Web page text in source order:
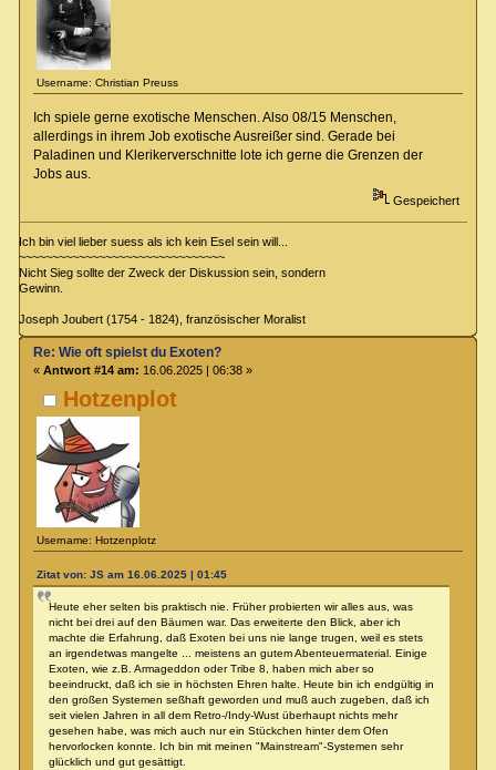
Username: Christian Preuss
Ich spiele gerne exotische Menschen. Also 08/15 Menschen,
allerdings in ihrem Job exotische Ausreißer sind. Gerade bei
Paladinen und Klerikerverschnitte lote ich gerne die Grenzen der
Jobs aus.
Gespeichert
Ich bin viel lieber suess als ich kein Esel sein will...
~~~~~~~~~~~~~~~~~~~~~~~~~~~~~~~
Nicht Sieg sollte der Zweck der Diskussion sein, sondern
Gewinn.
Joseph Joubert (1754 - 1824), französischer Moralist
Hotzenplot
Username: Hotzenplotz
Re: Wie oft spielst du Exoten?
« Antwort #14 am: 16.06.2025 | 06:38 »
Zitat von: JS am 16.06.2025 | 01:45
Heute eher selten bis praktisch nie. Früher probierten wir alles aus, was
nicht bei drei auf den Bäumen war. Das erweiterte den Blick, aber ich
machte die Erfahrung, daß Exoten bei uns nie lange trugen, weil es stets
an irgendetwas mangelte ... meistens an gutem Abenteuermaterial. Einige
Exoten, wie z.B. Armageddon oder Tribe 8, haben mich aber so
beeindruckt, daß ich sie in höchsten Ehren halte. Heute bin ich endgültig in
den großen Systemen seßhaft geworden und muß auch zugeben, daß ich
seit vielen Jahren in all dem Retro-/Indy-Wust überhaupt nichts mehr
gesehen habe, was mich auch nur ein Stückchen hinter dem Ofen
hervorlocken konnte. Ich bin mit meinen "Mainstream"-Systemen sehr
glücklich und gut gesättigt.